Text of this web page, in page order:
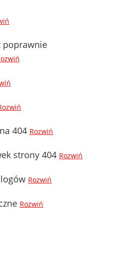
poprawnie
404 Rozwiń
strony 404 Rozwiń
Rozwiń
Rozwiń